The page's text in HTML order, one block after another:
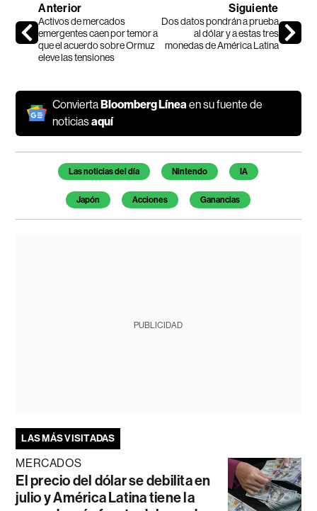
Anterior
Activos de mercados
emergentes caen por temor a
que el acuerdo sobre Ormuz
eleve las tensiones
Siguiente
Dos datos pondrán a prueba
al dólar y a estas tres
monedas de América Latina
ConviertaBloomberg Línea en su fuente de
noticiasaquí
Temas de este artículo
Las noticias del día Nintendo IA
Japón Acciones Ganancias
PUBLICIDAD
LAS MÁS VISITADAS
MERCADOS
El precio del dólar se debilita en
julio y América Latina tiene la